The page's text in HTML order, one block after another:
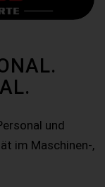
und
im Maschinen-,